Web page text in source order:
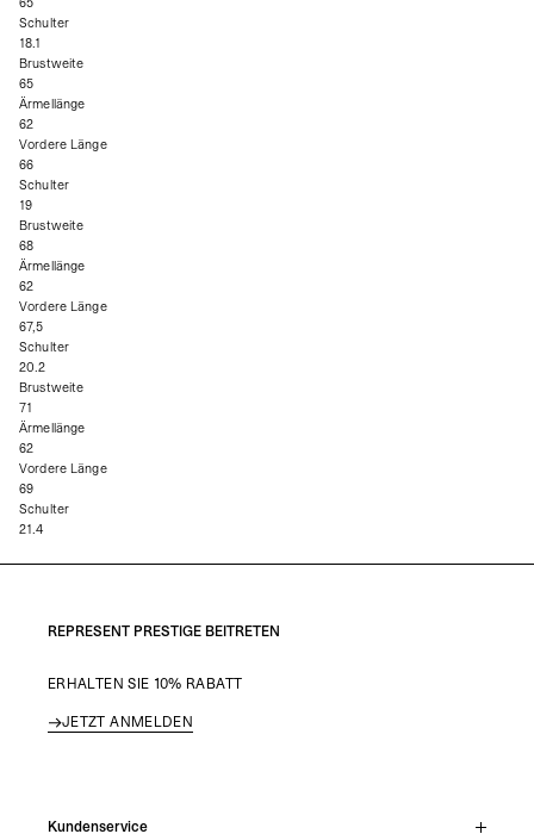
Schulter
18.1
Brustweite
65
Ärmellänge
62
Vordere Länge
66
Schulter
19
Brustweite
68
Ärmellänge
62
Vordere Länge
67,5
Schulter
20.2
Brustweite
71
Ärmellänge
62
Vordere Länge
69
Schulter
21.4
REPRESENT PRESTIGE BEITRETEN
ERHALTEN SIE 10% RABATT
JETZT ANMELDEN
Kundenservice